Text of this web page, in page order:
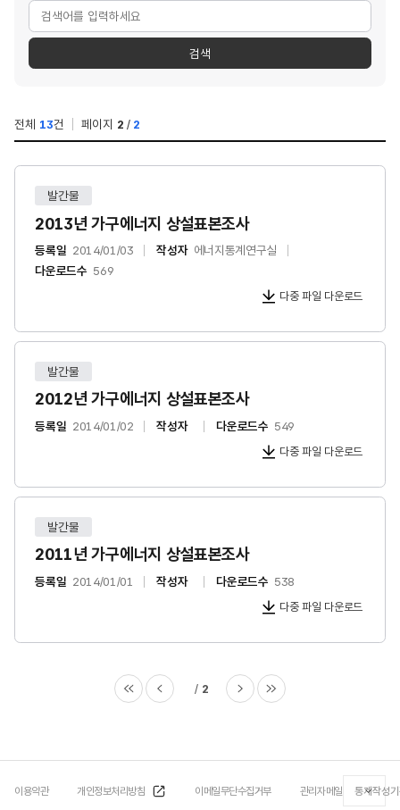
검색
전체 13건 페이지 2 / 2
발간물
2013년 가구에너지 상설표본조사
등록일 2014/01/03 작성자 에너지통계연구실
다운로드수 569
다중 파일 다운로드
발간물
2012년 가구에너지 상설표본조사
등록일 2014/01/02 작성자 다운로드수 549
다중 파일 다운로드
발간물
2011년 가구에너지 상설표본조사
등록일 2014/01/01 작성자 다운로드수 538
다중 파일 다운로드
2
이용약관 개인정보처리방침 이메일무단수집거부 관리자메일 통계작성